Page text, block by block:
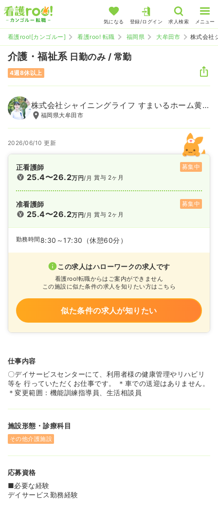
気になる 登録/ログイン 求人検索 メニュー
看護roo![カンゴルー] 看護roo! 転職 福岡県 大牟田市 株式会社
介護・福祉系 日勤のみ / 常勤
4週8休以上
株式会社シャイニングライフ すまいるホーム黄金
福岡県大牟田市
2026/06/10 更新
正看護師 募集中
25.4〜26.2万円/月 賞与 2ヶ月
准看護師 募集中
25.4〜26.2万円/月 賞与 2ヶ月
勤務時間 8:30～17:30 （休憩60分）
この求人はハローワークの求人です
看護roo!転職からはご案内ができません
この施設に似た条件の求人を知りたい方はこちら
似た条件の求人が知りたい
仕事内容
〇デイサービスセンターにて、利用者様の健康管理やリハビリ
等を 行っていただくお仕事です。 ＊車での送迎はありません。
＊変更範囲：機能訓練指導員、生活相談員
施設形態・診療科目
その他介護施設
応募資格
■必要な経験
デイサービス勤務経験